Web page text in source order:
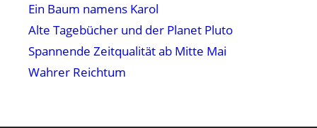
Ein Baum namens Karol
Alte Tagebücher und der Planet Pluto
Spannende Zeitqualität ab Mitte Mai
Wahrer Reichtum